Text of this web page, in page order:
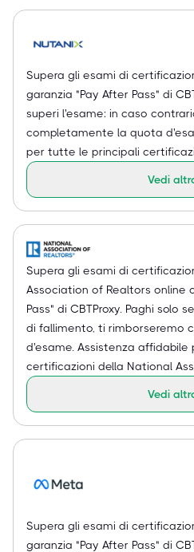
Supera gli esami di
garanzia "Pay After Pass" di
superi l'esame: in caso
completamente la quota
per tutte le principali
Vedi
Supera gli esami di
Association of Realtors online
Pass" di CBTProxy. Paghi solo
di fallimento, ti rimborseremo
d'esame. Assistenza
certificazioni della National
Vedi
Supera gli esami di
garanzia "Pay After Pass" di